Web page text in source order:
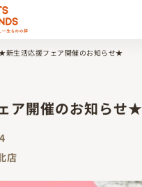
新生活応援フェア開催のお知らせ★
ア開催のお知らせ★
店